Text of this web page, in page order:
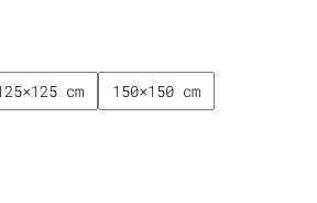
cm 150×150 cm